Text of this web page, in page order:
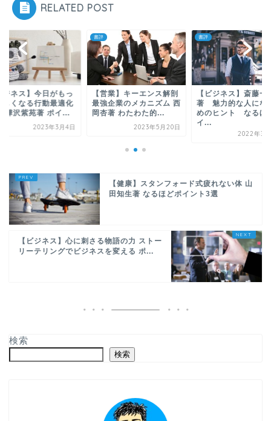
RELATED POST
ジネス】今日がもっ
しくなる行動最適化
樺沢紫苑著 ポイ...
2023年3月4日
書評
【営業】キーエンス解剖
最強企業のメカニズム 西
岡杏著 わたわた的...
2023年5月20日
書評
【ビジネス】斎藤一
著 魅力的な人にな
めのヒント なるほ
イ...
2022年3
【健康】スタンフォード式疲れない体 山
田知生著 なるほどポイント3選
【ビジネス】心に刺さる物語の力 ストー
リーテリングでビジネスを変える ポ...
検索
検索